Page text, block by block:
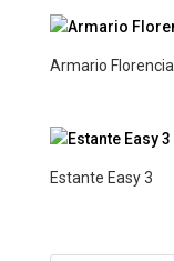
Armario Florencia
Estante Easy 3